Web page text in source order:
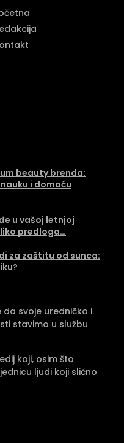
beauty brenda:
i domaću
u vašoj letnjoj
predloga…
za zaštitu od sunca:
da svoje uredničko i
stavimo u službu
koji, osim što
ljudi koji slično